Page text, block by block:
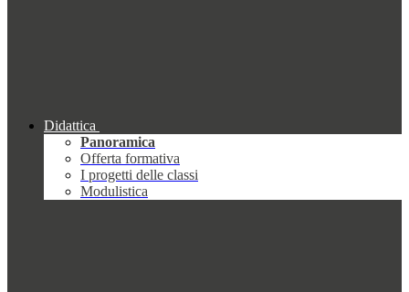
Didattica
Panoramica
Offerta formativa
I progetti delle classi
Modulistica